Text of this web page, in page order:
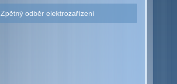
Zpětný odběr elektrozařízení